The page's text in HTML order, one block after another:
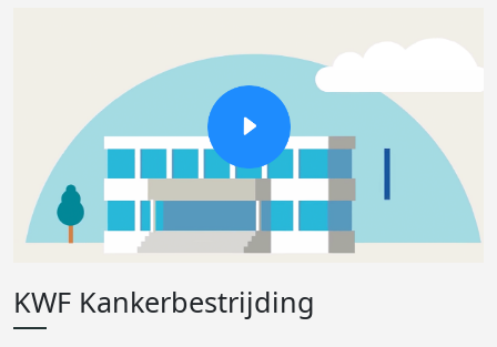
KWF Kankerbestrijding